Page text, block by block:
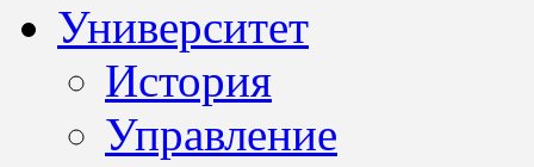
Университет
История
Управление